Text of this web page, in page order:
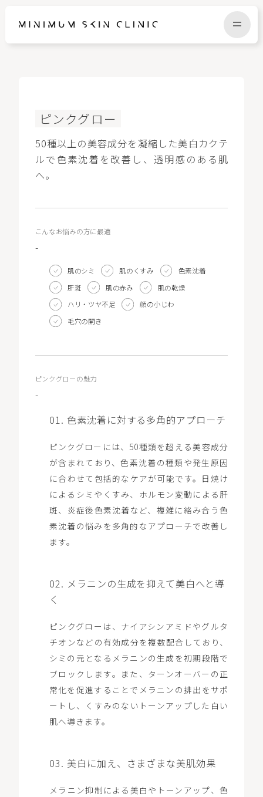
ピンクグロー
50種以上の美容成分を凝縮した美白カクテ
ルで色素沈着を改善し、透明感のある肌
へ。
こんなお悩みの方に最適
-
肌のシミ 肌のくすみ
色素沈着
肝斑
肌の赤み
肌の乾燥
ハリ・ツヤ不足
顔の小じわ
毛穴の開き
ピンクグローの魅力
-
01. 色素沈着に対する多角的アプローチ
ピンクグローには、50種類を超える美容成分
が含まれており、色素沈着の種類や発生原因
に合わせて包括的なケアが可能です。日焼け
によるシミやくすみ、ホルモン変動による肝
斑、炎症後色素沈着など、複雑に絡み合う色
素沈着の悩みを多角的なアプローチで改善し
ます。
02. メラニンの生成を抑えて美白へと導
く
ピンクグローは、ナイアシンアミドやグルタ
チオンなどの有効成分を複数配合しており、
シミの元となるメラニンの生成を初期段階で
ブロックします。また、ターンオーバーの正
常化を促進することでメラニンの排出をサポ
ートし、くすみのないトーンアップした白い
肌へ導きます。
03. 美白に加え、さまざまな美肌効果
メラニン抑制による美白やトーンアップ、色
NEWS
CAMPAIGN
LOCATION
RECRUIT